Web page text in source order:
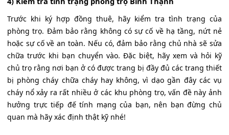
Trước khi ký hợp đồng thuê, hãy kiểm tra tình trạng của
phòng trọ. Đảm bảo rằng không có sự cố về hạ tầng, nứt nẻ
hoặc sự cố về an toàn. Nếu có, đảm bảo rằng chủ nhà sẽ sửa
chữa trước khi bạn chuyển vào. Đặc biệt, hãy xem và hỏi kỹ
chủ trọ rằng nơi bạn ở có được trang bị đầy đủ các trang thiết
bị phòng cháy chữa cháy hay không, vì dạo gần đây các vụ
cháy nổ xảy ra rất nhiều ở các khu phòng trọ, vấn đề này ảnh
hưởng trực tiếp đế tính mạng của bạn, nên bạn đừng chủ
quan mà hãy xác định thật kỹ nhé!